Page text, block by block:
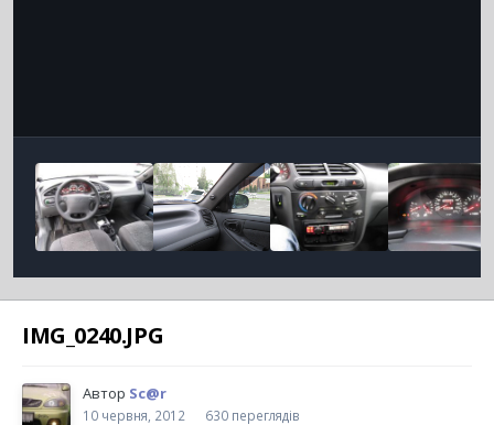
IMG_0240.JPG
Автор Sc@r
10 червня, 2012
630 переглядів